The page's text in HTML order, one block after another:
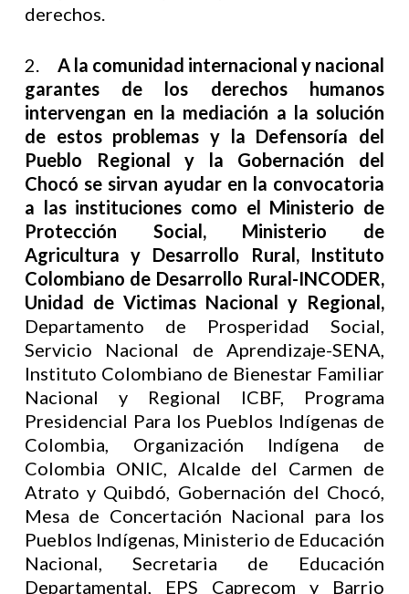
derechos.
2.
A la comunidad internacional y nacional
garantes de los derechos humanos
intervengan en la mediación a la solución
de estos problemas y la Defensoría del
Pueblo Regional y la Gobernación del
Chocó se sirvan ayudar en la convocatoria
a las instituciones como el Ministerio de
Protección Social, Ministerio de
Agricultura y Desarrollo Rural, Instituto
Colombiano de Desarrollo Rural-INCODER,
Unidad de Victimas Nacional y Regional,
Departamento de Prosperidad Social,
Servicio Nacional de Aprendizaje-SENA,
Instituto Colombiano de Bienestar Familiar
Nacional y Regional ICBF, Programa
Presidencial Para los Pueblos Indígenas de
Colombia, Organización Indígena de
Colombia ONIC, Alcalde del Carmen de
Atrato y Quibdó, Gobernación del Chocó,
Mesa de Concertación Nacional para los
Pueblos Indígenas, Ministerio de Educación
Nacional, Secretaria de Educación
Departamental, EPS Caprecom y Barrio